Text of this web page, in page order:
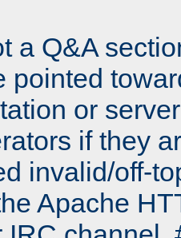
a Q&A
pointed
or
if they
invalid/off-
Apache